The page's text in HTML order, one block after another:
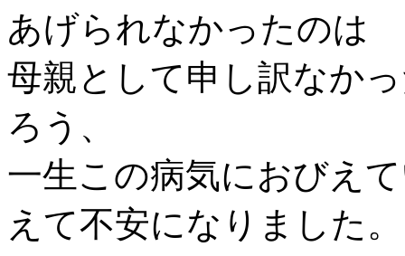
あげられなかったのは
母親として申し訳なか
ろう、
一生この病気におびえ
えて不安になりました。